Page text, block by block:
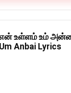
உள்ளம் உம்
Um Anbai Lyrics